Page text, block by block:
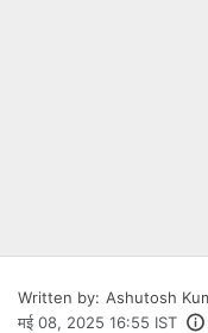
Written by: Ashutosh
मई 08, 2025 16:55 IST